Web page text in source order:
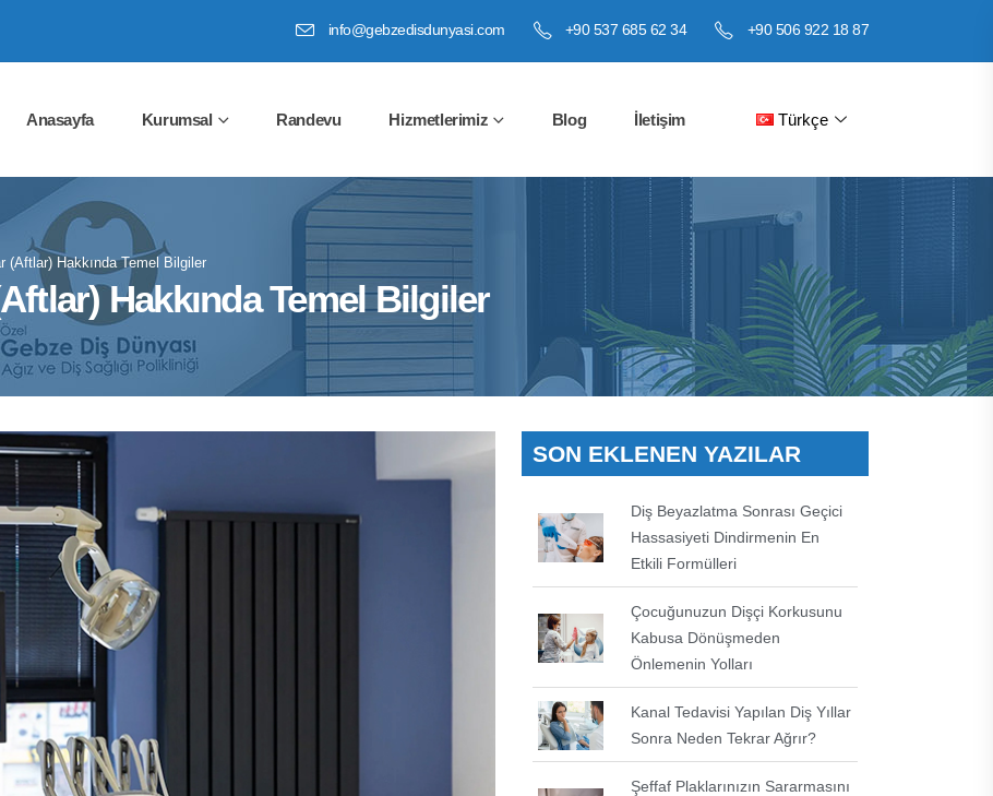
info@gebzedisdunyasi.com +90 537 685 62 34 +90 506 922 18 87
Anasayfa Kurumsal Randevu Hizmetlerimiz Blog İletişim Türkçe
(Aftlar) Hakkında Temel Bilgiler
Hakkında Temel Bilgiler
SON EKLENEN YAZILAR
Diş Beyazlatma Sonrası Geçici
Hassasiyeti Dindirmenin En
Etkili Formülleri
Çocuğunuzun Dişçi Korkusunu
Kabusa Dönüşmeden
Önlemenin Yolları
Kanal Tedavisi Yapılan Diş Yıllar
Sonra Neden Tekrar Ağrır?
Şeffaf Plaklarınızın Sararmasını